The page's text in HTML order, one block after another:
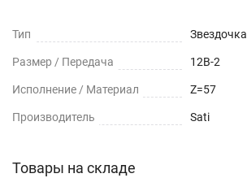
Тип Звездочка
Размер / Передача 12B-2
Исполнение / Материал Z=57
Производитель Sati
Товары на складе